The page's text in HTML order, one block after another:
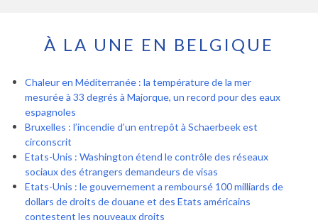
À LA UNE EN BELGIQUE
Chaleur en Méditerranée : la température de la mer
mesurée à 33 degrés à Majorque, un record pour des eaux
espagnoles
Bruxelles : l’incendie d’un entrepôt à Schaerbeek est
circonscrit
Etats-Unis : Washington étend le contrôle des réseaux
sociaux des étrangers demandeurs de visas
Etats-Unis : le gouvernement a remboursé 100 milliards de
dollars de droits de douane et des Etats américains
contestent les nouveaux droits